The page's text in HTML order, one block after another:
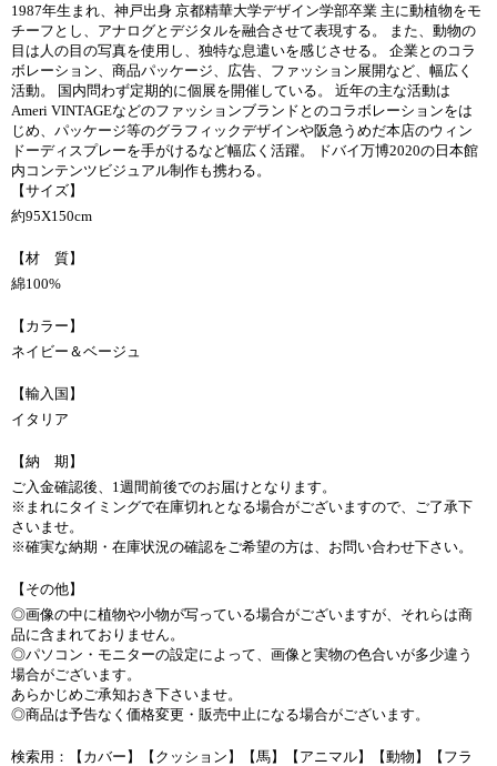
1987年生まれ、神戸出身 京都精華大学デザイン学部卒業 主に動植物をモ
チーフとし、アナログとデジタルを融合させて表現する。 また、動物の
目は人の目の写真を使用し、独特な息遣いを感じさせる。 企業とのコラ
ボレーション、商品パッケージ、広告、ファッション展開など、幅広く
活動。 国内問わず定期的に個展を開催している。 近年の主な活動は
Ameri VINTAGEなどのファッションブランドとのコラボレーションをは
じめ、パッケージ等のグラフィックデザインや阪急うめだ本店のウィン
ドーディスプレーを手がけるなど幅広く活躍。 ドバイ万博2020の日本館
内コンテンツビジュアル制作も携わる。
【サイズ】
約95X150cm
【材 質】
綿100%
【カラー】
ネイビー＆ベージュ
【輸入国】
イタリア
【納 期】
ご入金確認後、1週間前後でのお届けとなります。
※まれにタイミングで在庫切れとなる場合がございますので、ご了承下
さいませ。
※確実な納期・在庫状況の確認をご希望の方は、お問い合わせ下さい。
【その他】
◎画像の中に植物や小物が写っている場合がございますが、それらは商
品に含まれておりません。
◎パソコン・モニターの設定によって、画像と実物の色合いが多少違う
場合がございます。
あらかじめご承知おき下さいませ。
◎商品は予告なく価格変更・販売中止になる場合がございます。
検索用：【カバー】【クッション】【馬】【アニマル】【動物】【フラ